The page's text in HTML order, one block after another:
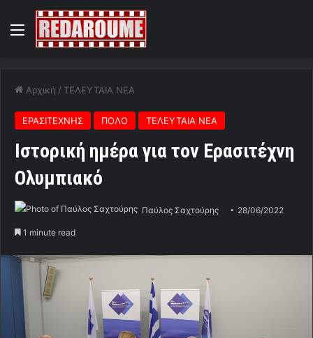
Menu
Αρχική / ΤΕΛΕΥΤΑΙΑ ΝΕΑ
ΕΡΑΣΙΤΕΧΝΗΣ ΠΟΛΟ ΤΕΛΕΥΤΑΙΑ ΝΕΑ
Ιστορική ημέρα για τον Ερασιτέχνη
Ολυμπιακό
Παύλος Σαχτούρης 28/06/2022
1 minute read